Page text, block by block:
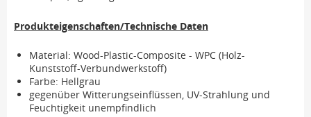
Produkteigenschaften/Technische Daten
Material: Wood-Plastic-Composite - WPC (Holz-
Kunststoff-Verbundwerkstoff)
Farbe: Hellgrau
gegenüber Witterungseinflüssen, UV-Strahlung und
Feuchtigkeit unempfindlich